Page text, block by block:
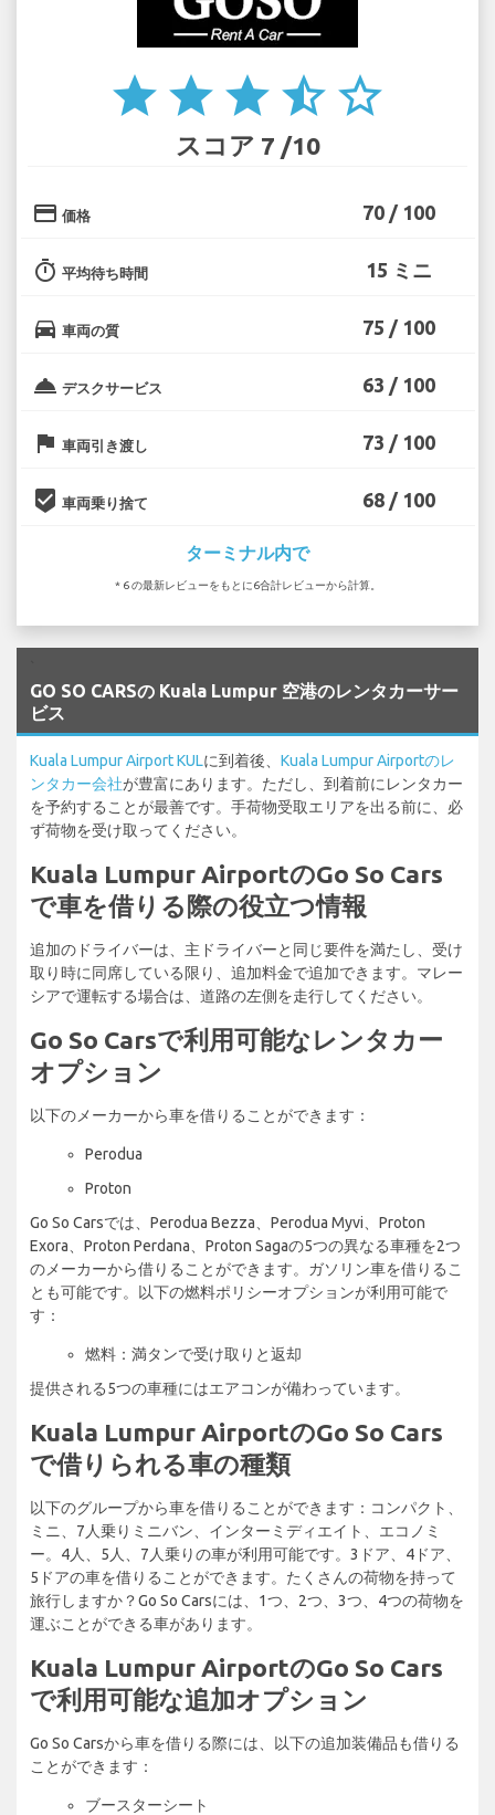
star star star star_half star_border
スコア 7 /10
credit_card 価格 70 / 100
timer 平均待ち時間 15 ミニ
directions_car 車両の質 75 / 100
room_service デスクサービス 63 / 100
flag 車両引き渡し 73 / 100
beenhere 車両乗り捨て 68 / 100
ターミナル内で
* 6 の最新レビューをもとに6合計レビューから計算。
GO SO CARSの Kuala Lumpur 空港のレンタカーサー
ビス
Kuala Lumpur Airport KULに到着後、 Kuala Lumpur Airportのレ
ンタカー会社が豊富にあります。ただし、到着前にレンタカー
を予約することが最善です。手荷物受取エリアを出る前に、必
ず荷物を受け取ってください。
Kuala Lumpur AirportのGo So Cars
で車を借りる際の役立つ情報
追加のドライバーは、主ドライバーと同じ要件を満たし、受け
取り時に同席している限り、追加料金で追加できます。マレー
シアで運転する場合は、道路の左側を走行してください。
Go So Carsで利用可能なレンタカー
オプション
以下のメーカーから車を借りることができます：
Perodua
Proton
Go So Carsでは、Perodua Bezza、Perodua Myvi、Proton
Exora、Proton Perdana、Proton Sagaの5つの異なる車種を2つ
のメーカーから借りることができます。ガソリン車を借りるこ
とも可能です。以下の燃料ポリシーオプションが利用可能で
す：
燃料：満タンで受け取りと返却
提供される5つの車種にはエアコンが備わっています。
Kuala Lumpur AirportのGo So Cars
で借りられる車の種類
以下のグループから車を借りることができます：コンパクト、
ミニ、7人乗りミニバン、インターミディエイト、エコノミ
ー。4人、5人、7人乗りの車が利用可能です。3ドア、4ドア、
5ドアの車を借りることができます。たくさんの荷物を持って
旅行しますか？Go So Carsには、1つ、2つ、3つ、4つの荷物を
運ぶことができる車があります。
Kuala Lumpur AirportのGo So Cars
で利用可能な追加オプション
Go So Carsから車を借りる際には、以下の追加装備品も借りる
ことができます：
ブースターシート